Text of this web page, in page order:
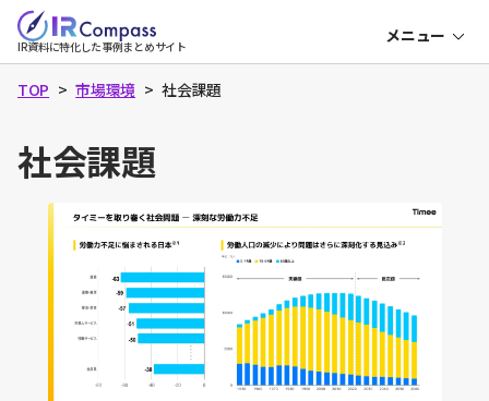
へ
IR
コ
ン
ス
IR資料に特化した事例まとめサイト
メニュー
TOP 市場環境 社会課題
社会課題
中期経営計画
成長可能性資料
資本コスト・株価
表紙